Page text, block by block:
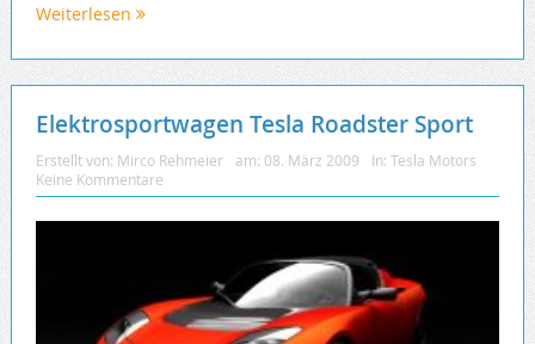
Weiterlesen
Elektrosportwagen Tesla Roadster Sport
Erstellt von: Mirco Rehmeier am: 08. März 2009 In: Tesla Motors
Keine Kommentare